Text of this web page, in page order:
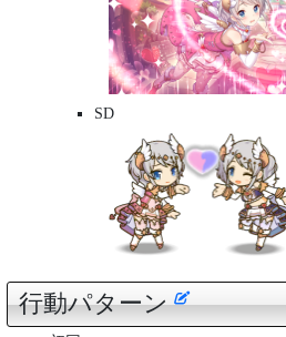
SD
行動パターン